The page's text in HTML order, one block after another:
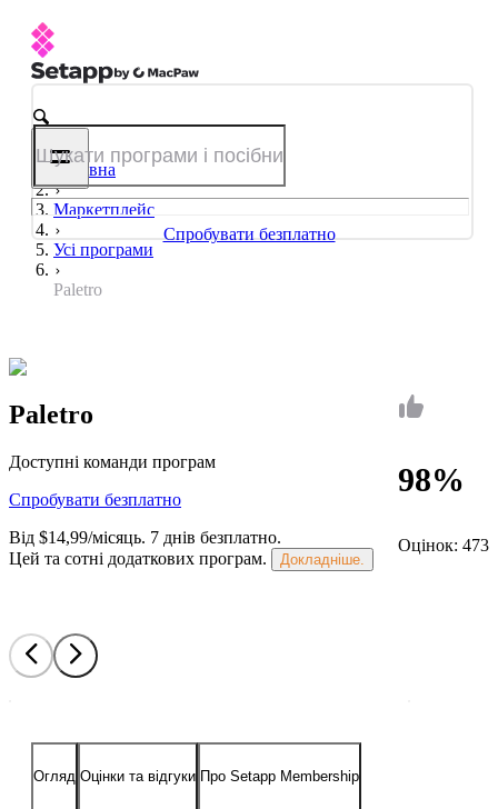
Спробувати безплатно
Головна
Маркетплейс
Усі програми
Paletro
98%
Оцінок: 473
Paletro
Доступні команди програм
Спробувати безплатно
Від $14,99/місяць. 7 днів безплатно.
Цей та сотні додаткових програм.
Докладніше.
Огляд Оцінки та відгуки Про Setapp Membership